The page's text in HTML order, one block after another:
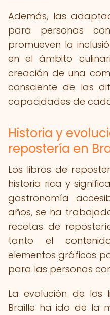
Además, las
para personas
promueven la
en el ámbito
creación de una
consciente de las
capacidades de
Historia y
repostería en
Los libros de
historia rica y
gastronomía
años, se ha
recetas de
tanto el
elementos gráficos
para las personas
La evolución de los
Braille ha ido de la